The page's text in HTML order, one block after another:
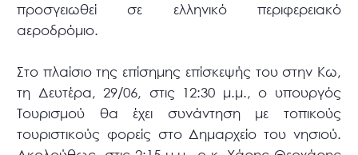
προσγειωθεί σε ελληνικό περιφερειακό
αεροδρόμιο.
Στο πλαίσιο της επίσημης επίσκεψής του στην Κω,
τη Δευτέρα, 29/06, στις 12:30 μ.μ., ο υπουργός
Τουρισμού θα έχει συνάντηση με τοπικούς
τουριστικούς φορείς στο Δημαρχείο του νησιού.